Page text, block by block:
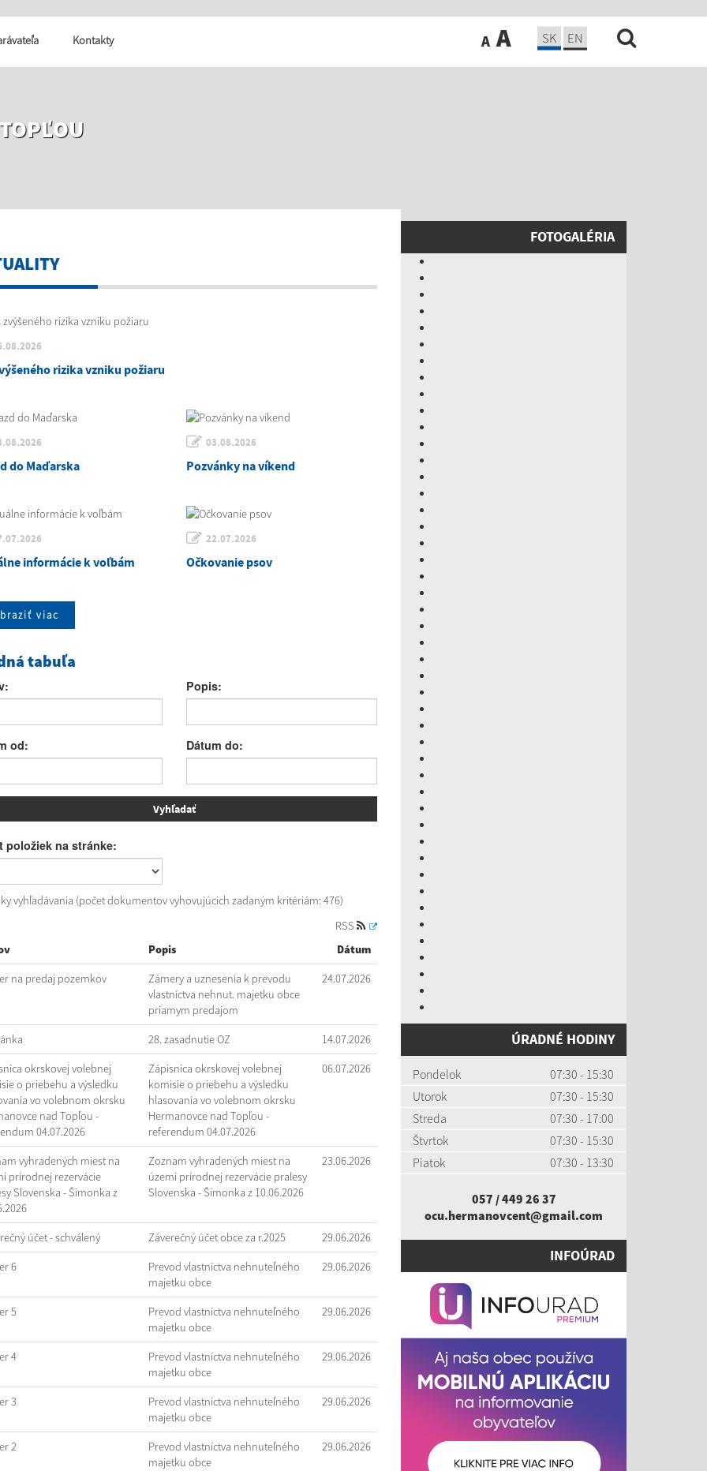
Kontakty A A SK EN
rizika vzniku požiaru
do Maďarska
03.08.2026
Pozvánky na víkend
informácie k voľbám
22.07.2026
Očkovanie psov
viac
tabuľa
Popis:
od: Dátum do:
položiek na stránke:
vyhľadávania (počet dokumentov vyhovujúcich zadaným kritériám: 476)
RSS
Popis Dátum
na predaj pozemkov
Zámery a uznesenia k prevodu
vlastníctva nehnut. majetku obce
priamym predajom
24.07.2026
28. zasadnutie OZ 14.07.2026
okrskovej volebnej
o priebehu a výsledku
vo volebnom okrsku
nad Topľou -
04.07.2026
Zápisnica okrskovej volebnej
komisie o priebehu a výsledku
hlasovania vo volebnom okrsku
Hermanovce nad Topľou -
referendum 04.07.2026
06.07.2026
vyhradených miest na
prírodnej rezervácie
Slovenska - Šimonka z
Zoznam vyhradených miest na
území prírodnej rezervácie pralesy
Slovenska - Šimonka z 10.06.2026
23.06.2026
účet - schválený Záverečný účet obce za r.2025 29.06.2026
6
Prevod vlastníctva nehnuteľného
majetku obce
29.06.2026
5
Prevod vlastníctva nehnuteľného
majetku obce
29.06.2026
4
Prevod vlastníctva nehnuteľného
majetku obce
29.06.2026
3
Prevod vlastníctva nehnuteľného
majetku obce
29.06.2026
2
Prevod vlastníctva nehnuteľného
majetku obce
29.06.2026
FOTOGALÉRIA
ÚRADNÉ HODINY
Pondelok
07:30 - 15:30
Utorok
07:30 - 15:30
Streda
07:30 - 17:00
Štvrtok
07:30 - 15:30
Piatok
07:30 - 13:30
057 / 449 26 37
ocu.hermanovcent@gmail.com
INFOÚRAD